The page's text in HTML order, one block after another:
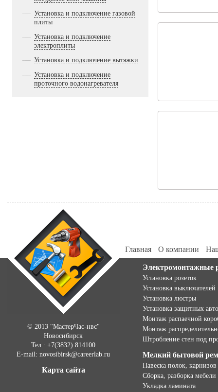
Установка и подключение газовой
плиты
Установка и подключение
электроплиты
Установка и подключение вытяжки
Установка и подключение
проточного водонагревателя
Главная О компании
© 2013 "МастерЧас-нвс"
Новосибирск
Тел.: +7(3832) 814100
E-mail: novosibirsk@careerlab.ru
Карта сайта
Электромонтажные
Установка розеток
Установка выключателей
Установка люстры
Установка защитных
Монтаж распаечной
Монтаж
Штробление стен под
Мелкий бытовой
Навеска полок, карнизов
Сборка, разборка мебели
Укладка ламината